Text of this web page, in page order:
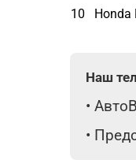
10
Honda
Наш
•
•